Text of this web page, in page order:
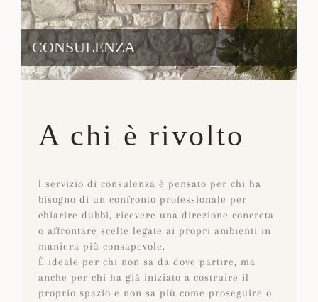
CONSULENZA
A chi è rivolto
l servizio di consulenza è pensato per chi ha
bisogno di un confronto professionale per
chiarire dubbi, ricevere una direzione concreta
o affrontare scelte legate ai propri ambienti in
maniera più consapevole.
È ideale per chi non sa da dove partire, ma
anche per chi ha già iniziato a costruire il
proprio spazio e non sa più come proseguire o